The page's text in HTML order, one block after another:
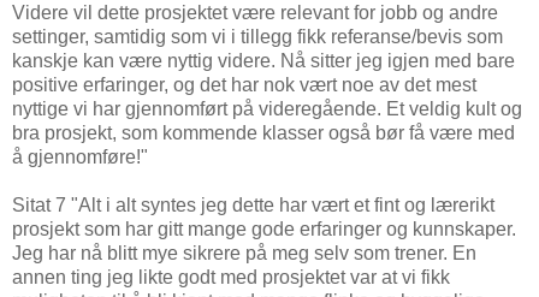
Videre vil dette prosjektet være relevant for jobb og andre
settinger, samtidig som vi i tillegg fikk referanse/bevis som
kanskje kan være nyttig videre. Nå sitter jeg igjen med bare
positive erfaringer, og det har nok vært noe av det mest
nyttige vi har gjennomført på videregående. Et veldig kult og
bra prosjekt, som kommende klasser også bør få være med
å gjennomføre!"
Sitat 7 "Alt i alt syntes jeg dette har vært et fint og lærerikt
prosjekt som har gitt mange gode erfaringer og kunnskaper.
Jeg har nå blitt mye sikrere på meg selv som trener. En
annen ting jeg likte godt med prosjektet var at vi fikk